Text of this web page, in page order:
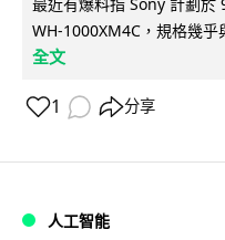
WH-1000XM4C，規格幾
全文
1 分享
人工智能